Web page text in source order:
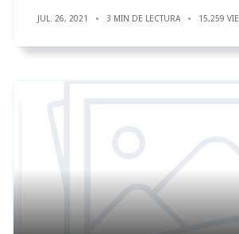
JUL. 26, 2021 3 MIN DE LECTURA 15,259